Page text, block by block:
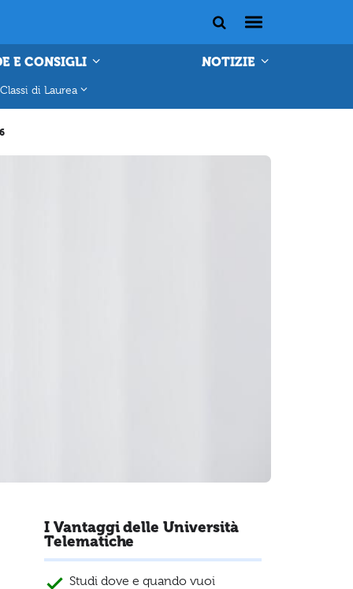
E CONSIGLI NOTIZIE
Classi di Laurea
I Vantaggi delle Università
Telematiche
Studi dove e quando vuoi